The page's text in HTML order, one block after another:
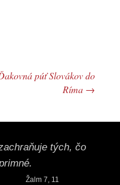
púť Slovákov do
Ríma →
tých, čo
Žalm 7, 11